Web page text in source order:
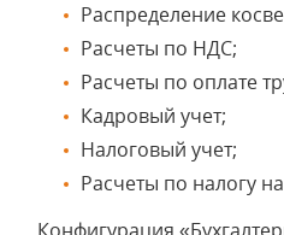
Распределение
Расчеты по НДС;
Расчеты по оплате
Кадровый учет;
Налоговый учет;
Расчеты по налогу